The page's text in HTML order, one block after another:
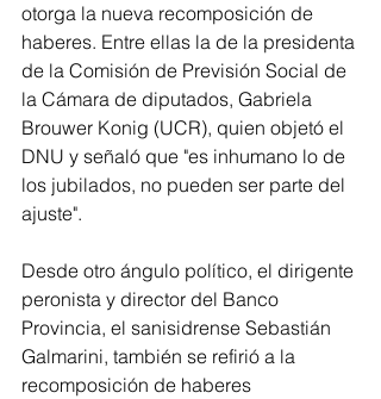
otorga la nueva recomposición de
haberes. Entre ellas la de la presidenta
de la Comisión de Previsión Social de
la Cámara de diputados, Gabriela
Brouwer Konig (UCR), quien objetó el
DNU y señaló que "es inhumano lo de
los jubilados, no pueden ser parte del
ajuste".
Desde otro ángulo político, el dirigente
peronista y director del Banco
Provincia, el sanisidrense Sebastián
Galmarini, también se refirió a la
recomposición de haberes